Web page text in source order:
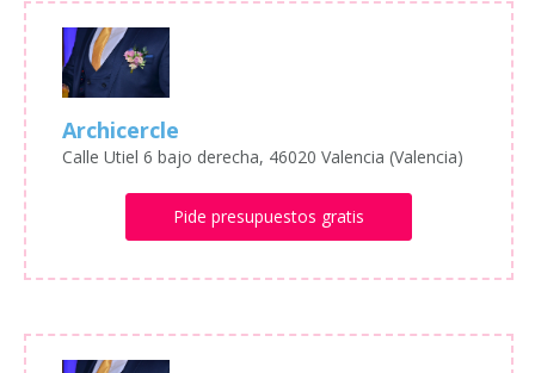
Archicercle
Calle Utiel 6 bajo derecha, 46020 Valencia (Valencia)
Pide presupuestos gratis